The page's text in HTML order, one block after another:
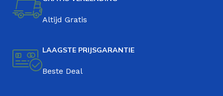
Altijd Gratis
LAAGSTE PRIJSGARANTIE
Beste Deal